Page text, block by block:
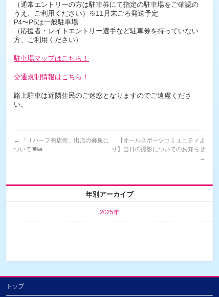
（通常エントリーの方は駐車券にて指定の駐車場をご確認の
うえ、ご利用ください）※11月末ごろ発送予定
P4〜P5は一般駐車場
（応援者・レイトエントリー選手など駐車券を持っていない
方、ご利用ください）
駐車場マップはこちら！
交通規制情報はこちら！
路上駐車は近隣住民のご迷惑となりますのでご遠慮くださ
い。
←
「Ｊハーフ商店街」出店の募集に
ついて🍽🚙
【オールスポーツコミュニティよ
り】当日の撮影についてのお知らせ
→
年別アーカイブ
2025年
トップ